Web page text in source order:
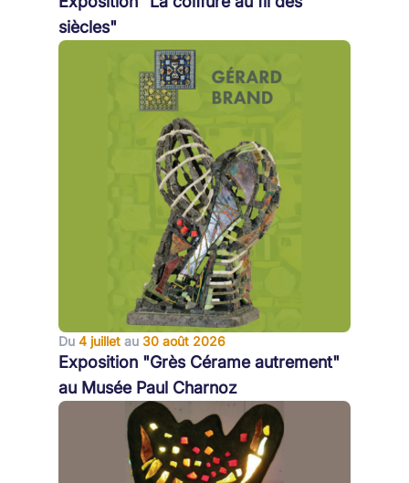
siècles"
Du 4 juillet au 30 août 2026
Exposition "Grès Cérame autrement"
au Musée Paul Charnoz